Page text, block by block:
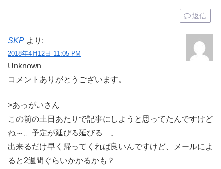
返信
SKP より:
2018年4月12日 11:05 PM
Unknown
コメントありがとうございます。
>あっがいさん
この前の土日あたりで記事にしようと思ってたんですけど
ね～。予定が延びる延びる…。
出来るだけ早く帰ってくれば良いんですけど、メールによ
ると2週間ぐらいかかるかも？